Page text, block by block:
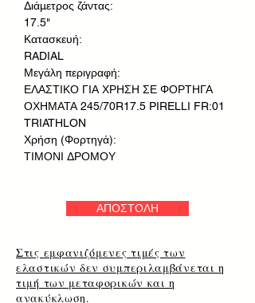
Διάμετρος ζάντας:
17.5"
Κατασκευή:
RADIAL
Μεγάλη περιγραφή:
ΕΛΑΣΤΙΚΟ ΓΙΑ ΧΡΗΣΗ ΣΕ ΦΟΡΤΗΓΑ
ΟΧΗΜΑΤΑ 245/70R17.5 PIRELLI FR:01
TRIATHLON
Χρήση (Φορτηγά):
ΤΙΜΟΝΙ ΔΡΟΜΟΥ
ΑΠΟΣΤΟΛΗ
Στις εμφανιζόμενες τιμές των
ελαστικών δεν συμπεριλαμβάνεται η
τιμή των μεταφορικών και η
ανακύκλωση.